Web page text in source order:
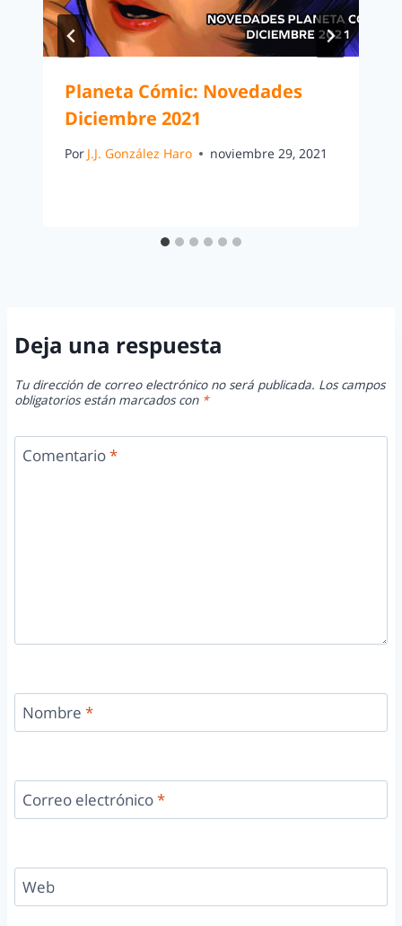
Planeta Cómic: Novedades
Diciembre 2021
Por J.J. González Haro noviembre 29, 2021
Deja una respuesta
Tu dirección de correo electrónico no será publicada. Los campos
obligatorios están marcados con *
Comentario*
Nombre *
Correo electrónico*
Web